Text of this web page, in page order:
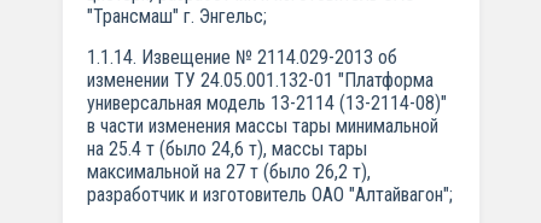
"Трансмаш" г. Энгельс;
1.1.14. Извещение № 2114.029-2013 об
изменении ТУ 24.05.001.132-01 "Платформа
универсальная модель 13-2114 (13-2114-08)"
в части изменения массы тары минимальной
на 25.4 т (было 24,6 т), массы тары
максимальной на 27 т (было 26,2 т),
разработчик и изготовитель ОАО "Алтайвагон";